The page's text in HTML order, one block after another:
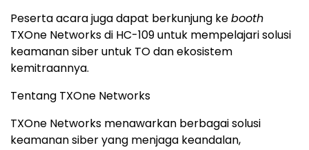
Peserta acara juga dapat berkunjung kebooth
TXOne Networks di HC-109 untuk mempelajari solusi
keamanan siber untuk TO dan ekosistem
kemitraannya.
Tentang TXOne Networks
TXOne Networks menawarkan berbagai solusi
keamanan siber yang menjaga keandalan,